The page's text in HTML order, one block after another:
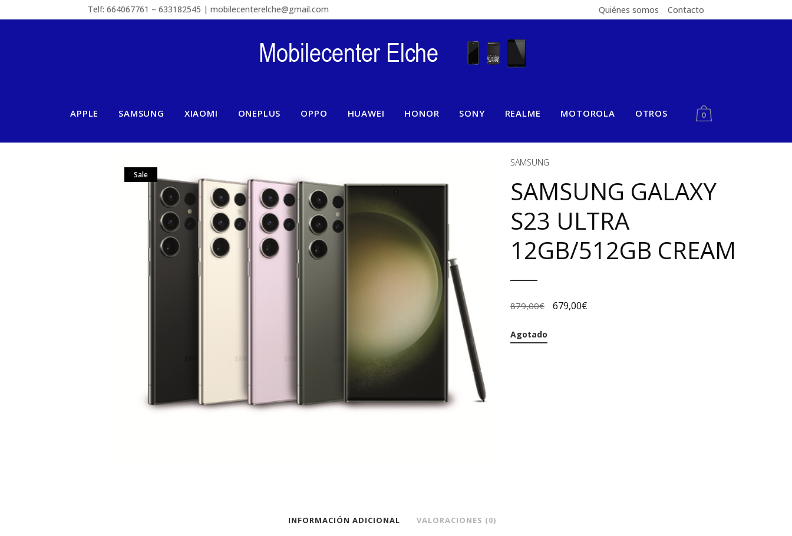
Telf: 664067761 – 633182545 | mobilecenterelche@gmail.com Quiénes somos Contacto
APPLE SAMSUNG XIAOMI ONEPLUS OPPO HUAWEI HONOR SONY REALME MOTOROLA OTROS 0
Sale
SAMSUNG
SAMSUNG GALAXY
S23 ULTRA
12GB/512GB CREAM
879,00€ 679,00€
Agotado
INFORMACIÓN ADICIONAL VALORACIONES (0)